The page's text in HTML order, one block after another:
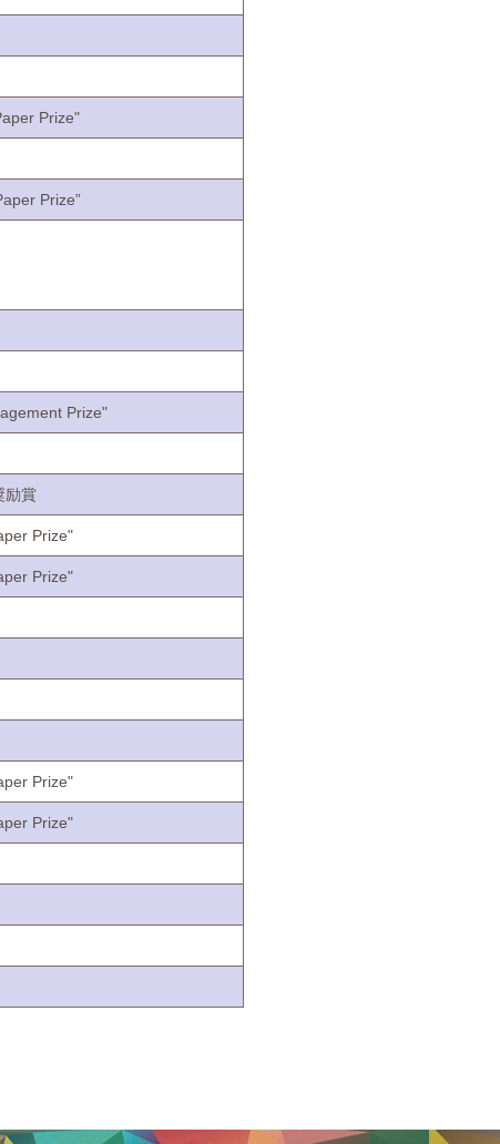
Prize"
Prize”
Prize"
励賞
Prize"
Prize"
Prize"
Prize"